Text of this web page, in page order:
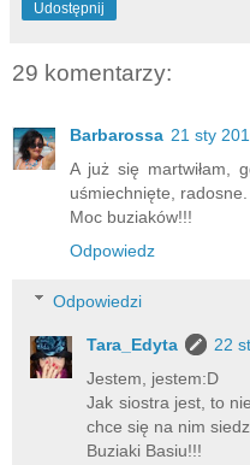
Udostępnij
29 komentarzy:
Barbarossa 21 sty
A już się martwiłam,
uśmiechnięte,
Moc buziaków!!!
Odpowiedz
Odpowiedzi
Tara_Edyta
22
Jestem, jestem:D
Jak siostra jest, to
chce się na nim
Buziaki Basiu!!!